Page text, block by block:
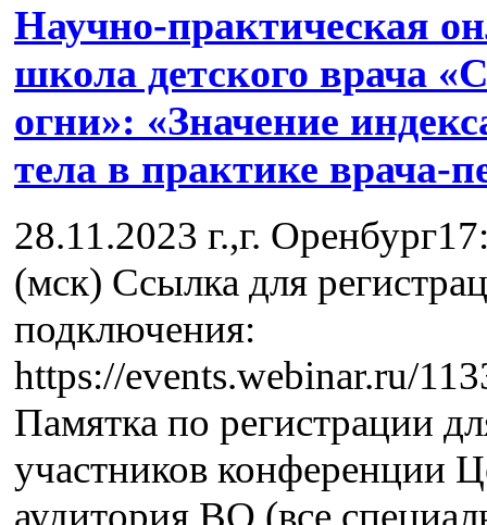
Научно-практическая
школа детского врача
огни»: «Значение
тела в практике врача-
28.11.2023 г.,г.
(мск) Ссылка для
подключения:
https://events.webinar.ru/
Памятка по регистрации
участников конференции
аудитория ВО (все